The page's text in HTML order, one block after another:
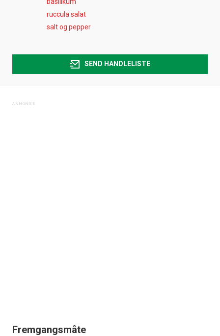
ruccula salat
salt og pepper
SEND HANDLELISTE
Fremgangsmåte